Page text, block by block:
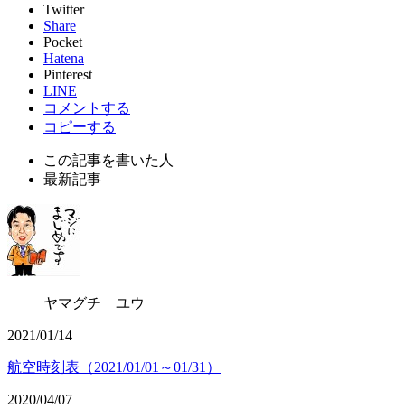
Twitter
Share
Pocket
Hatena
Pinterest
LINE
コメントする
コピーする
この記事を書いた人
最新記事
ヤマグチ ユウ
2021/01/14
航空時刻表（2021/01/01～01/31）
2020/04/07